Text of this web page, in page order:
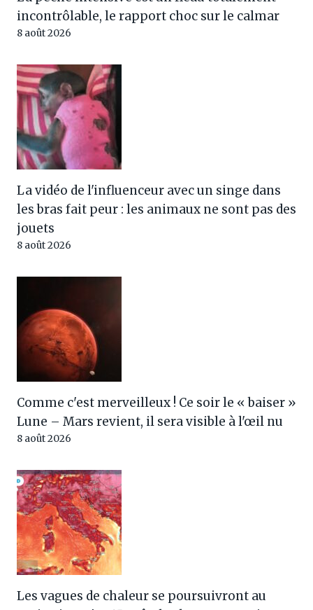
incontrôlable, le rapport choc sur le calmar
8 août 2026
La vidéo de l'influenceur avec un singe dans
les bras fait peur : les animaux ne sont pas des
jouets
8 août 2026
Comme c'est merveilleux ! Ce soir le « baiser »
Lune – Mars revient, il sera visible à l'œil nu
8 août 2026
Les vagues de chaleur se poursuivront au